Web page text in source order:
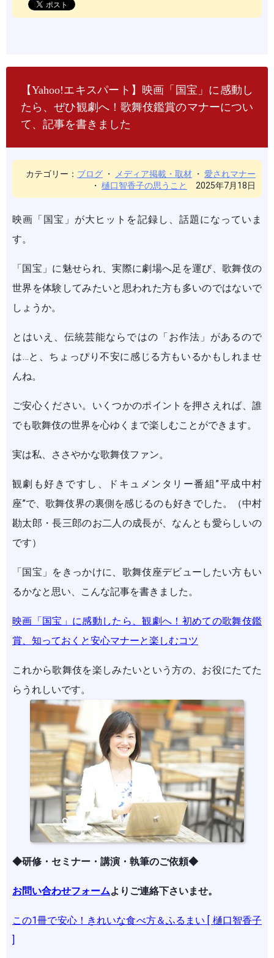
【Yahoo!エキスパート】映画「国宝」に感動し
たら、ぜひ観劇へ！歌舞伎鑑賞のマナーについ
て、記事を書きました
カテゴリー： ブログ ・ メディア掲載・取材 ・ 愛されマナー
・ 樋口智香子の思うこと 2025年7月18日
映画「国宝」が大ヒットを記録し、話題になっていま
す。
「国宝」に魅せられ、実際に劇場へ足を運び、歌舞伎の
世界を体験してみたいと思われた方も多いのではないで
しょうか。
とはいえ、伝統芸能ならではの「お作法」があるので
は…と、ちょっぴり不安に感じる方もいるかもしれませ
んね。
ご安心ください。いくつかのポイントを押さえれば、誰
でも歌舞伎の世界を心ゆくまで楽しむことができます。
実は私、ささやかな歌舞伎ファン。
観劇も好きですし、ドキュメンタリー番組”平成中村
座”で、歌舞伎界の裏側を感じるのも好きでした。（中村
勘太郎・長三郎のお二人の成長が、なんとも愛らしいの
です）
「国宝」をきっかけに、歌舞伎座デビューしたい方もい
るかなと思い、こんな記事を書きました。
映画「国宝」に感動したら、観劇へ！初めての歌舞伎鑑
賞、知っておくと安心マナーと楽しむコツ
これから歌舞伎を楽しみたいという方の、お役にたてた
らうれしいです。
◆研修・セミナー・講演・執筆のご依頼◆
お問い合わせフォームよりご連絡下さいませ。
この1冊で安心！きれいな食べ方＆ふるまい [ 樋口智香子